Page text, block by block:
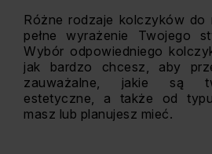
Różne rodzaje kolczyków do
pełne wyrażenie Twojego
Wybór odpowiedniego
jak bardzo chcesz, aby
zauważalne, jakie są
estetyczne, a także od
masz lub planujesz mieć.